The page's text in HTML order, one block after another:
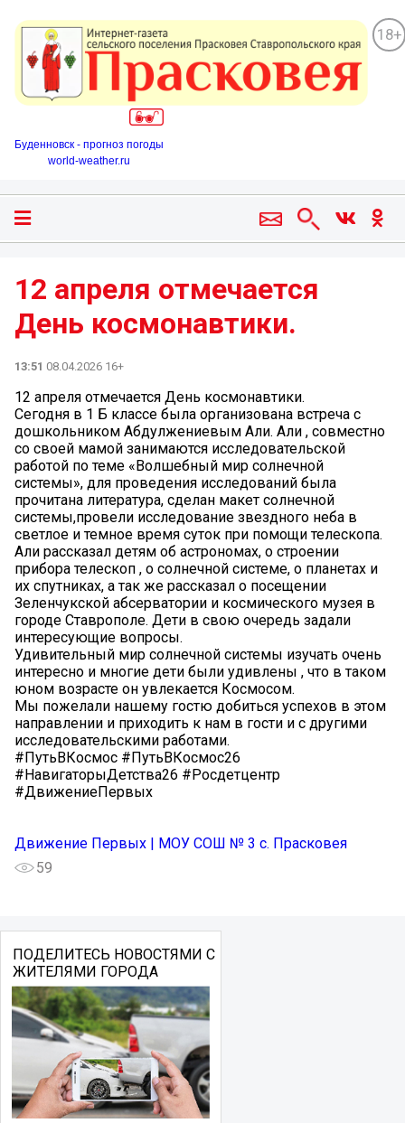
18+
Буденновск - прогноз погоды
world-weather.ru
12 апреля отмечается
День космонавтики.
13:51 08.04.2026 16+
12 апреля отмечается День космонавтики.
Сегодня в 1 Б классе была организована встреча с
дошкольником Абдулжениевым Али. Али , совместно
со своей мамой занимаются исследовательской
работой по теме «Волшебный мир солнечной
системы», для проведения исследований была
прочитана литература, сделан макет солнечной
системы,провели исследование звездного неба в
светлое и темное время суток при помощи телескопа.
Али рассказал детям об астрономах, о строении
прибора телескоп , о солнечной системе, о планетах и
их спутниках, а так же рассказал о посещении
Зеленчукской абсерватории и космического музея в
городе Ставрополе. Дети в свою очередь задали
интересующие вопросы.
Удивительный мир солнечной системы изучать очень
интересно и многие дети были удивлены , что в таком
юном возрасте он увлекается Космосом.
Мы пожелали нашему гостю добиться успехов в этом
направлении и приходить к нам в гости и с другими
исследовательскими работами.
#ПутьВКосмос #ПутьВКосмос26
#НавигаторыДетства26 #Росдетцентр
#ДвижениеПервых
Движение Первых | МОУ СОШ № 3 с. Прасковея
59
ПОДЕЛИТЕСЬ НОВОСТЯМИ С
ЖИТЕЛЯМИ ГОРОДА